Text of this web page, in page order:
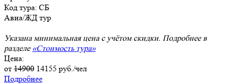
Код тура: СБ
Авиа/ЖД тур
Указана минимальная цена с учётом скидки. Подробнее в
разделе «Стоимость тура»
Цена:
от 14900 14155 руб./чел
Подробнее